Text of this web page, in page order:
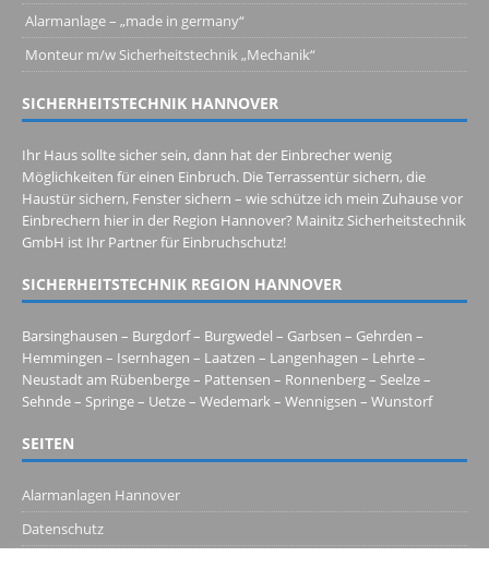
Alarmanlage – „made in germany“
Monteur m/w Sicherheitstechnik „Mechanik“
SICHERHEITSTECHNIK HANNOVER
Ihr Haus sollte sicher sein, dann hat der Einbrecher wenig
Möglichkeiten für einen Einbruch. Die Terrassentür sichern, die
Haustür sichern, Fenster sichern – wie schütze ich mein Zuhause vor
Einbrechern hier in der Region Hannover? Mainitz Sicherheitstechnik
GmbH ist Ihr Partner für Einbruchschutz!
SICHERHEITSTECHNIK REGION HANNOVER
Barsinghausen – Burgdorf – Burgwedel – Garbsen – Gehrden –
Hemmingen – Isernhagen – Laatzen – Langenhagen – Lehrte –
Neustadt am Rübenberge – Pattensen – Ronnenberg – Seelze –
Sehnde – Springe – Uetze – Wedemark – Wennigsen – Wunstorf
SEITEN
Alarmanlagen Hannover
Datenschutz